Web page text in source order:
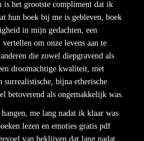
is het grootste compliment dat ik
hun boek bij me is gebleven, boek
in mijn gedachten, een
om onze levens aan te
die zowel diepgravend als
droomachtige kwaliteit, met
surrealistische, bijna etherische
betoverend als ongemakkelijk was.
me lang nadat ik klaar was
lezen en emoties gratis pdf
van beklijven dat lang nadat